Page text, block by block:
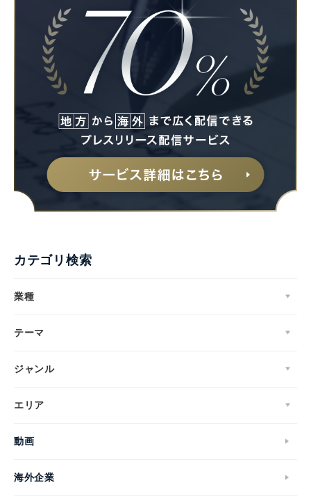
カテゴリ検索
業種
テーマ
ジャンル
エリア
動画
海外企業